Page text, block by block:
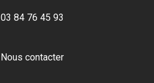
03 84 76 45 93
Nous contacter